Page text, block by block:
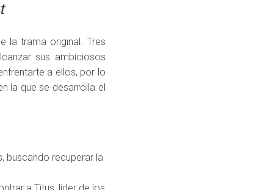
la trama original. Tres
sus ambiciosos
a ellos, por lo
la que se desarrolla el
buscando recuperar la